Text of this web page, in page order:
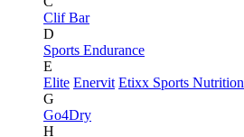
Clif Bar
D
Sports Endurance
E
Elite Enervit Etixx Sports Nutrition
G
Go4Dry
H